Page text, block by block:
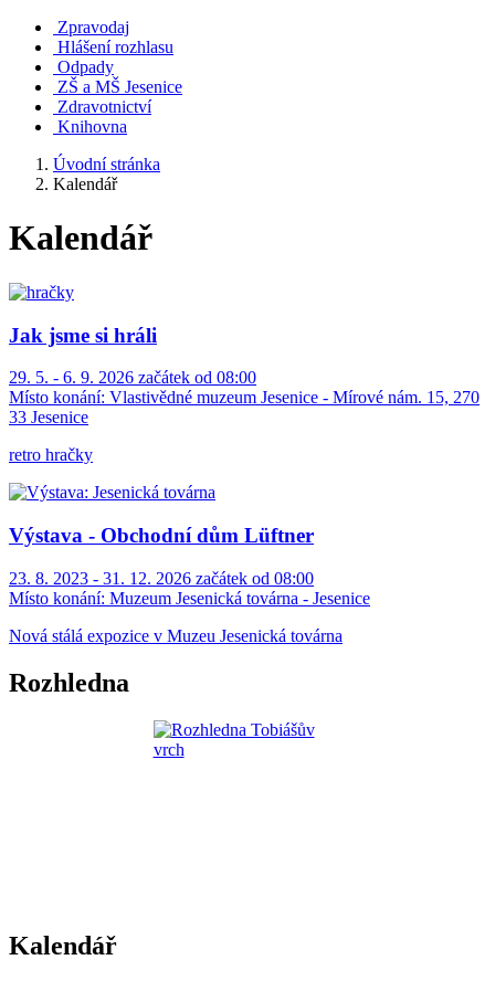
Zpravodaj
Hlášení rozhlasu
Odpady
ZŠ a MŠ Jesenice
Zdravotnictví
Knihovna
Úvodní stránka
Kalendář
Kalendář
Jak jsme si hráli
29. 5. - 6. 9. 2026 začátek od 08:00
Místo konání: Vlastivědné muzeum Jesenice - Mírové nám. 15, 270
33 Jesenice
retro hračky
Výstava - Obchodní dům Lüftner
23. 8. 2023 - 31. 12. 2026 začátek od 08:00
Místo konání: Muzeum Jesenická továrna - Jesenice
Nová stálá expozice v Muzeu Jesenická továrna
Rozhledna
Kalendář